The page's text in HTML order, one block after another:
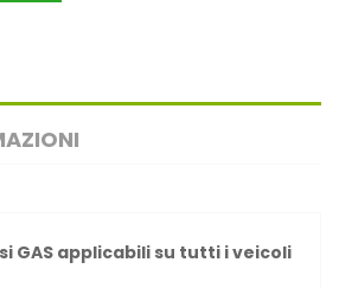
GAS applicabili su tutti i veicoli